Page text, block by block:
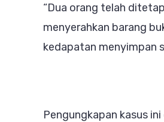
“Dua orang telah
menyerahkan barang
kedapatan menyimpan
Pengungkapan kasus